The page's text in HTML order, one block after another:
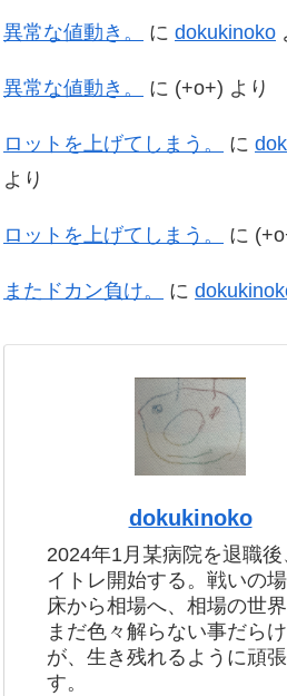
異常な値動き。 に dokukinoko
異常な値動き。 に (+o+) より
ロットを上げてしまう。 に
より
ロットを上げてしまう。 に
またドカン負け。 に
dokukinoko
2024年1月某病院を退職
イトレ開始する。戦いの
床から相場へ、相場の世界
まだ色々解らない事だら
が、生き残れるように頑
す。